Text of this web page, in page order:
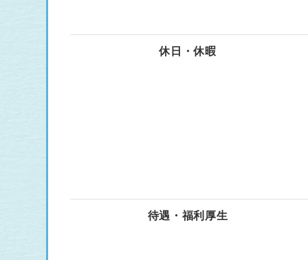
休日・休暇
待遇・福利厚生